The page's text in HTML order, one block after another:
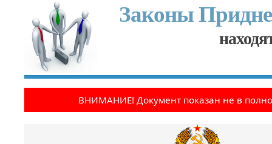
Законы
ВНИМАНИЕ! Документ показан не в